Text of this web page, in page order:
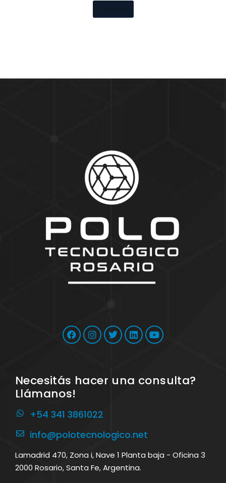
Necesitás hacer una consulta?
Llámanos!
+54 341 3861022
info@polotecnologico.net
Lamadrid 470, Zona i, Nave 1 Planta baja - Oficina 3
2000 Rosario, Santa Fe, Argentina.